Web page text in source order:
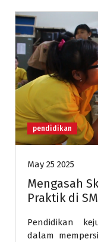
pendidikan
May 25 2025
Mengasah
Praktik di
Pendidikan
dalam